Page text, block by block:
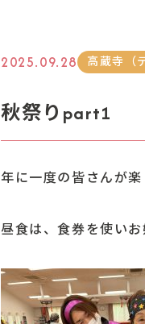
2025.09.28 高蔵寺（
秋祭りpart1
年に一度の皆さんが
昼食は、食券を使い